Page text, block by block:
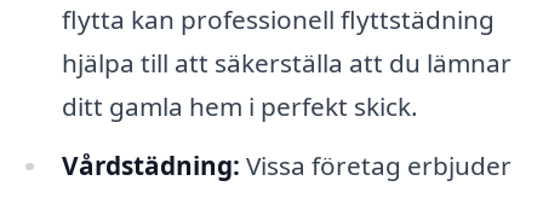
flytta kan professionell flyttstädning
hjälpa till att säkerställa att du lämnar
ditt gamla hem i perfekt skick.
Vårdstädning: Vissa företag erbjuder